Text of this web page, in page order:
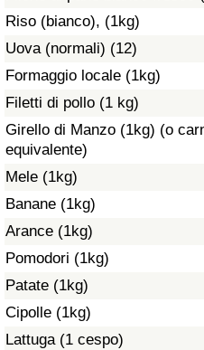
Riso (bianco), (1kg)
Uova (normali) (12)
Formaggio locale (1kg)
Filetti di pollo (1 kg)
Girello di Manzo (1kg) (o
equivalente)
Mele (1kg)
Banane (1kg)
Arance (1kg)
Pomodori (1kg)
Patate (1kg)
Cipolle (1kg)
Lattuga (1 cespo)
Indice dell’Assistenza
Indice dell’Assistenza
Indice dell’Assistenza
Nazione
Inquinamento
Indice dell’Inquinamento
Indice di inquinamento
Indice dell’Inquinamento